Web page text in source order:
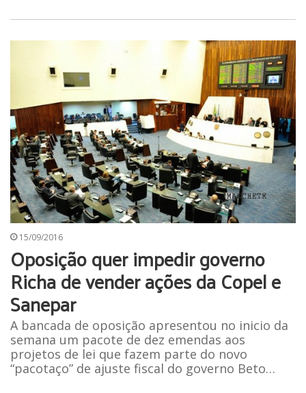
15/09/2016
Oposição quer impedir governo
Richa de vender ações da Copel e
Sanepar
A bancada de oposição apresentou no inicio da
semana um pacote de dez emendas aos
projetos de lei que fazem parte do novo
“pacotaço” de ajuste fiscal do governo Beto…